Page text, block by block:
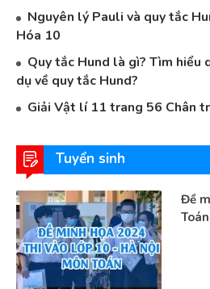
Nguyên lý Pauli và quy tắc
Hóa 10
Quy tắc Hund là gì? Tìm hiểu
dụ về quy tắc Hund?
Giải Vật lí 11 trang 56 Chân
Tuyển sinh
Đề